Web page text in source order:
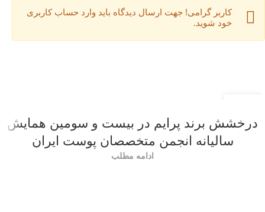
کاربر گرامی! جهت ارسال دیدگاه باید وارد حساب کاربری
خود شوید.
درخشش برند پرایم در بیست و سومین همایش
سالیانه انجمن متخصصان پوست ایران
ادامه مطلب